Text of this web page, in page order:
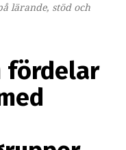
lärande, stöd och
fördelar